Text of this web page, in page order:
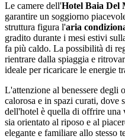
Le camere dell'Hotel Baia Del
garantire un soggiorno
struttura figura l'aria
gradito durante i mesi estivi
fa più caldo. La possibilità di
rientrare dalla spiaggia e
ideale per ricaricare le energie
L'attenzione al benessere degli
calorosa e in spazi curati, dove
dell'hotel è quella di offrire una
sia orientato al riposo e al
elegante e familiare allo stesso